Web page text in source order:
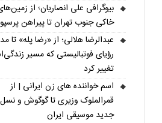
بیوگرافی علی انصاریان؛ از
خاکی جنوب تهران تا پیراهن
عبدالرضا هلالی؛ از «رضا پله» تا
رؤیای فوتبالیستی که مسیر
تغییر کرد
اسم خواننده های زن ایرانی | از
قمرالملوک وزیری تا گوگوش و نسل
جدید موسیقی ایران